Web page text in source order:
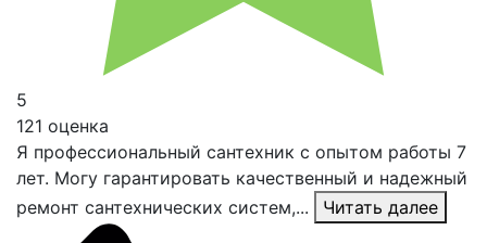
5
121 оценка
Я профессиональный сантехник с опытом работы 7
лет. Могу гарантировать качественный и надежный
ремонт сантехнических систем,...
Читать далее